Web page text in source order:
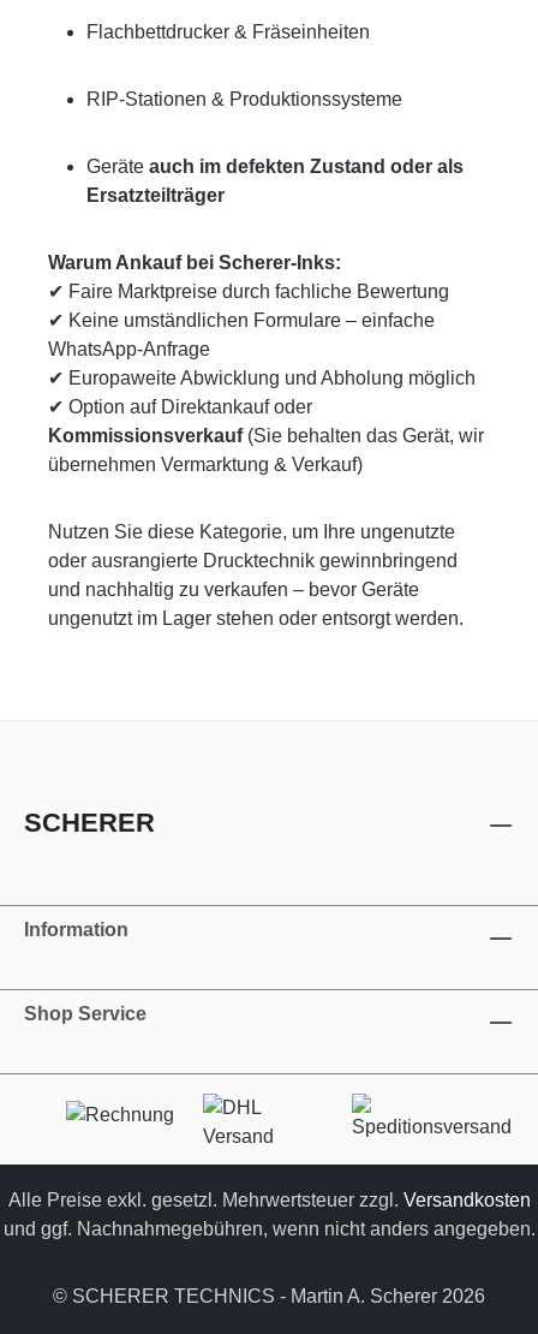
Flachbettdrucker & Fräseinheiten
RIP‑Stationen & Produktionssysteme
Geräte auch im defekten Zustand oder als
Ersatzteilträger
Warum Ankauf bei Scherer‑Inks:
✔ Faire Marktpreise durch fachliche Bewertung
✔ Keine umständlichen Formulare – einfache
WhatsApp‑Anfrage
✔ Europaweite Abwicklung und Abholung möglich
✔ Option auf Direktankauf oder
Kommissionsverkauf(Sie behalten das Gerät, wir
übernehmen Vermarktung & Verkauf)
Nutzen Sie diese Kategorie, um Ihre ungenutzte
oder ausrangierte Drucktechnik gewinnbringend
und nachhaltig zu verkaufen – bevor Geräte
ungenutzt im Lager stehen oder entsorgt werden.
SCHERER
Information
Shop Service
Alle Preise exkl. gesetzl. Mehrwertsteuer zzgl. Versandkosten
und ggf. Nachnahmegebühren, wenn nicht anders angegeben.
© SCHERER TECHNICS - Martin A. Scherer 2026